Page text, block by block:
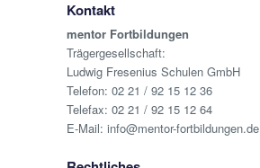
Kontakt
mentor Fortbildungen
Trägergesellschaft:
Ludwig Fresenius Schulen GmbH
Telefon: 02 21 / 92 15 12 36
Telefax: 02 21 / 92 15 12 64
E-Mail: info@mentor-fortbildungen.de